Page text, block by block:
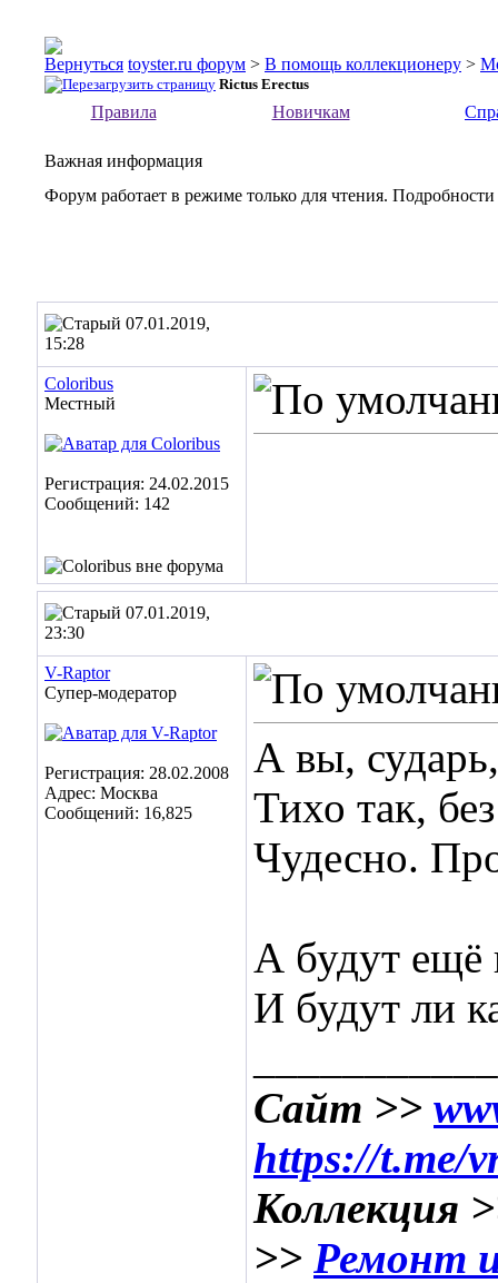
toyster.ru форум > В помощь коллекционеру >
Rictus Erectus
Правила Новичкам
Важная информация
Форум работает в режиме только для чтения.
07.01.2019,
15:28
Coloribus
Местный
Регистрация: 24.02.2015
Сообщений: 142
07.01.2019,
23:30
V-Raptor
Супер-модератор
Регистрация: 28.02.2008
Адрес: Москва
Сообщений: 16,825
А вы,
Тихо так,
Чудесно.
А будут ещё
И будут ли
Сайт >>
https://t.me/
Коллекция
>> Ремонт